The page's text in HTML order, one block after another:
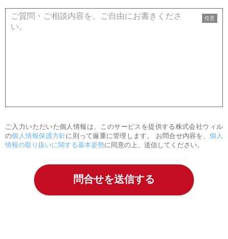
任意
ご入力いただいた個人情報は、このサービスを提供する株式会社ウィル
の個人情報保護方針に則って厳重に管理します。 お問合せ内容を、 個人
情報の取り扱いに関する基本姿勢に同意の上、送信してください。